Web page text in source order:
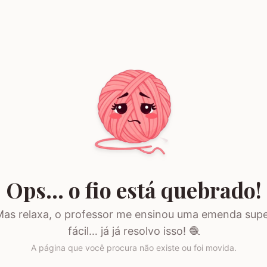
Ops… o fio está quebrado!
relaxa, o professor me ensinou uma emenda
fácil… já já resolvo isso! 🧶
A página que você procura não existe ou foi movida.